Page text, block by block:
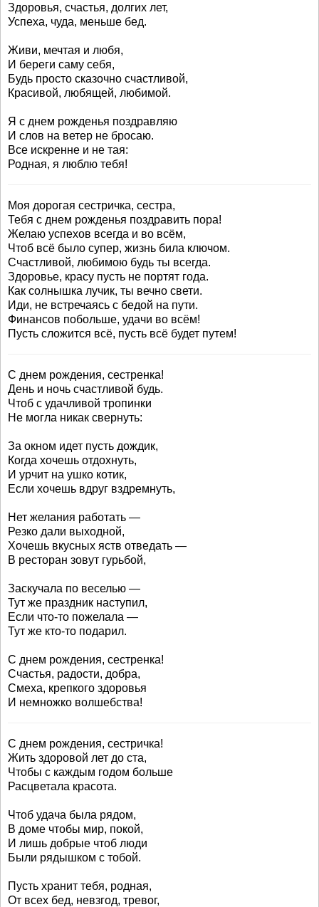
Здоровья, счастья, долгих лет,
Успеха, чуда, меньше бед.
Живи, мечтая и любя,
И береги саму себя,
Будь просто сказочно счастливой,
Красивой, любящей, любимой.
Я с днем рожденья поздравляю
И слов на ветер не бросаю.
Все искренне и не тая:
Родная, я люблю тебя!
Моя дорогая сестричка, сестра,
Тебя с днем рожденья поздравить пора!
Желаю успехов всегда и во всём,
Чтоб всё было супер, жизнь била ключом.
Счастливой, любимою будь ты всегда.
Здоровье, красу пусть не портят года.
Как солнышка лучик, ты вечно свети.
Иди, не встречаясь с бедой на пути.
Финансов побольше, удачи во всём!
Пусть сложится всё, пусть всё будет путем!
С днем рождения, сестренка!
День и ночь счастливой будь.
Чтоб с удачливой тропинки
Не могла никак свернуть:
За окном идет пусть дождик,
Когда хочешь отдохнуть,
И урчит на ушко котик,
Если хочешь вдруг вздремнуть,
Нет желания работать —
Резко дали выходной,
Хочешь вкусных яств отведать —
В ресторан зовут гурьбой,
Заскучала по веселью —
Тут же праздник наступил,
Если что-то пожелала —
Тут же кто-то подарил.
С днем рождения, сестренка!
Счастья, радости, добра,
Смеха, крепкого здоровья
И немножко волшебства!
С днем рождения, сестричка!
Жить здоровой лет до ста,
Чтобы с каждым годом больше
Расцветала красота.
Чтоб удача была рядом,
В доме чтобы мир, покой,
И лишь добрые чтоб люди
Были рядышком с тобой.
Пусть хранит тебя, родная,
От всех бед, невзгод, тревог,